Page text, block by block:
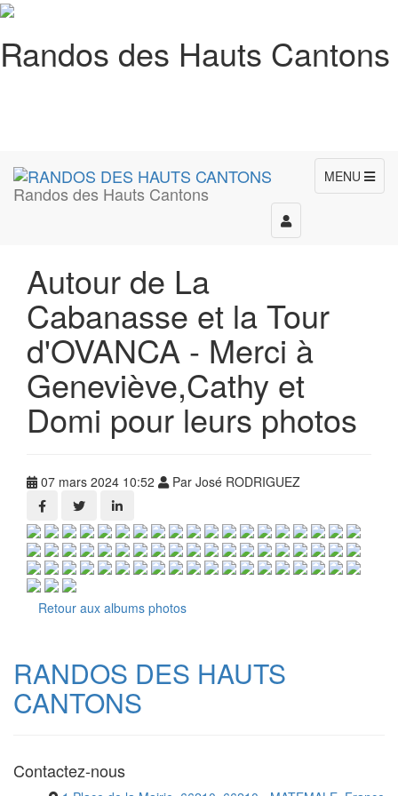
Randos des Hauts Cantons
Randos des Hauts Cantons
MENU
Toggle
navigation
Autour de La
Cabanasse et la Tour
d'OVANCA - Merci à
Geneviève,Cathy et
Domi pour leurs photos
07 mars 2024 10:52 Par José RODRIGUEZ
Retour aux albums photos
RANDOS DES HAUTS
CANTONS
Contactez-nous